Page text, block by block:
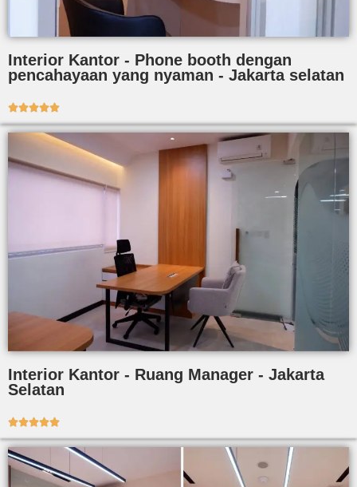
Interior Kantor - Phone booth dengan
pencahayaan yang nyaman - Jakarta selatan

Interior Kantor - Ruang Manager - Jakarta
Selatan
